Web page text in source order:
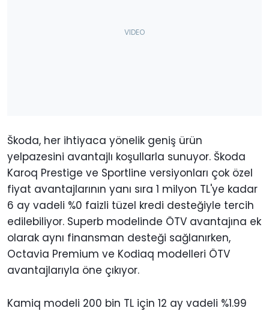
Škoda, her ihtiyaca yönelik geniş ürün
yelpazesini avantajlı koşullarla sunuyor. Škoda
Karoq Prestige ve Sportline versiyonları çok özel
fiyat avantajlarının yanı sıra 1 milyon TL'ye kadar
6 ay vadeli %0 faizli tüzel kredi desteğiyle tercih
edilebiliyor. Superb modelinde ÖTV avantajına ek
olarak aynı finansman desteği sağlanırken,
Octavia Premium ve Kodiaq modelleri ÖTV
avantajlarıyla öne çıkıyor.
Kamiq modeli 200 bin TL için 12 ay vadeli %1.99